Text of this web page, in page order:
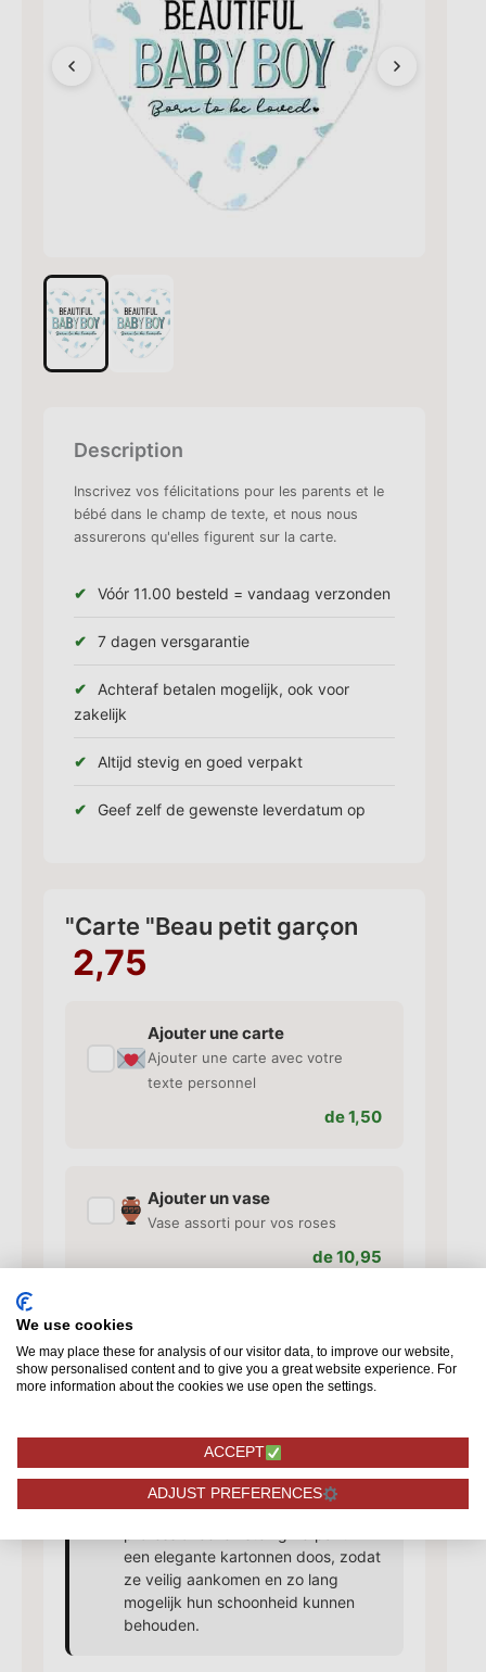
Description
Inscrivez vos félicitations pour les parents et le
bébé dans le champ de texte, et nous nous
assurerons qu'elles figurent sur la carte.
Vóór 11.00 besteld = vandaag verzonden
7 dagen versgarantie
Achteraf betalen mogelijk, ook voor
zakelijk
Altijd stevig en goed verpakt
Geef zelf de gewenste leverdatum op
"Carte "Beau petit garçon
2,75
Ajouter une carte
Ajouter une carte avec votre
texte personnel
de 1,50
Ajouter un vase
Vase assorti pour vos roses
de 10,95
✓
Chocolat, chocolats et plus
encore
Onze rozenboeketten worden
een elegante kartonnen doos, zodat
ze veilig aankomen en zo lang
mogelijk hun schoonheid kunnen
behouden.
We use cookies
We may place these for analysis of our visitor data, to improve our website,
show personalised content and to give you a great website experience. For
more information about the cookies we use open the settings.
ACCEPT
ADJUST PREFERENCES